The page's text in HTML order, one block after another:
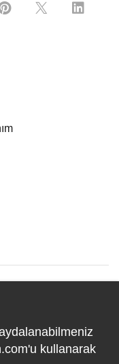
kullanarak